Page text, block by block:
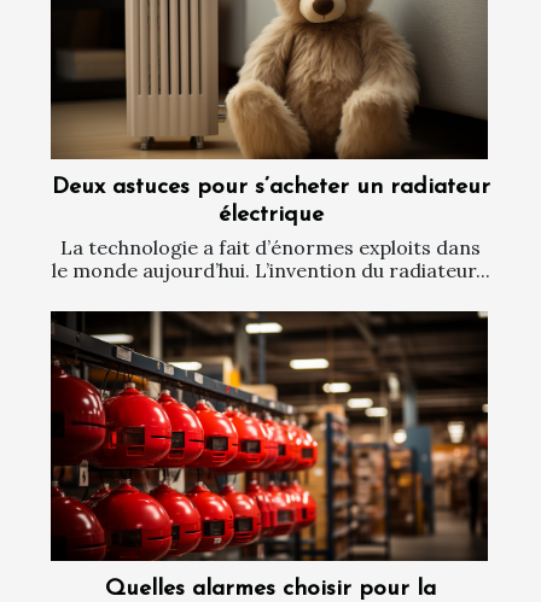
Deux astuces pour s’acheter un radiateur
électrique
La technologie a fait d’énormes exploits dans
le monde aujourd’hui. L’invention du radiateur...
Quelles alarmes choisir pour la